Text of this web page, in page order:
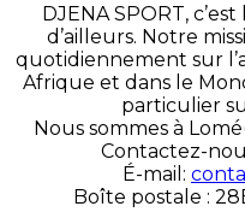
DJENA SPORT,
d’ailleurs. Notre
quotidiennement sur
Afrique et dans le
particulier
Nous sommes à
Contactez-
É-mail:
Boîte postale :